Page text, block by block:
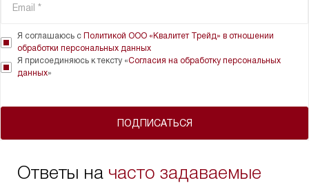
ПОДПИСАТЬСЯ
Я соглашаюсь с Политикой ООО «Квалитет Трейд» в отношении
обработки персональных данных
Я присоединяюсь к тексту «Согласия на обработку персональных
данных»
Ответы на часто задаваемые